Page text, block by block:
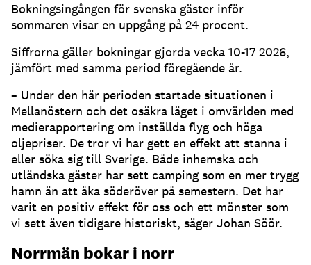
Bokningsingången för svenska gäster inför
sommaren visar en uppgång på 24 procent.
Siffrorna gäller bokningar gjorda vecka 10-17 2026,
jämfört med samma period föregående år.
– Under den här perioden startade situationen i
Mellanöstern och det osäkra läget i omvärlden med
medierapportering om inställda flyg och höga
oljepriser. De tror vi har gett en effekt att stanna i
eller söka sig till Sverige. Både inhemska och
utländska gäster har sett camping som en mer trygg
hamn än att åka söderöver på semestern. Det har
varit en positiv effekt för oss och ett mönster som
vi sett även tidigare historiskt, säger Johan Söör.
Norrmän bokar i norr